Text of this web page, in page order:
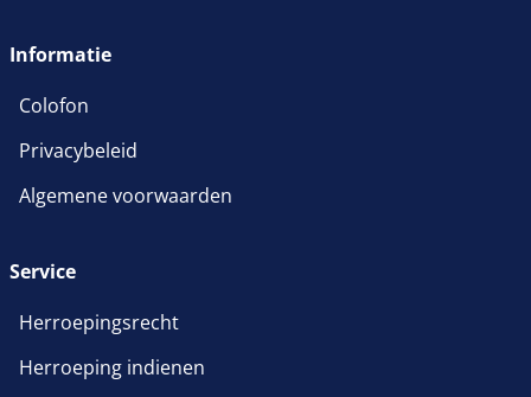
Informatie
Colofon
Privacybeleid
Algemene voorwaarden
Service
Herroepingsrecht
Herroeping indienen